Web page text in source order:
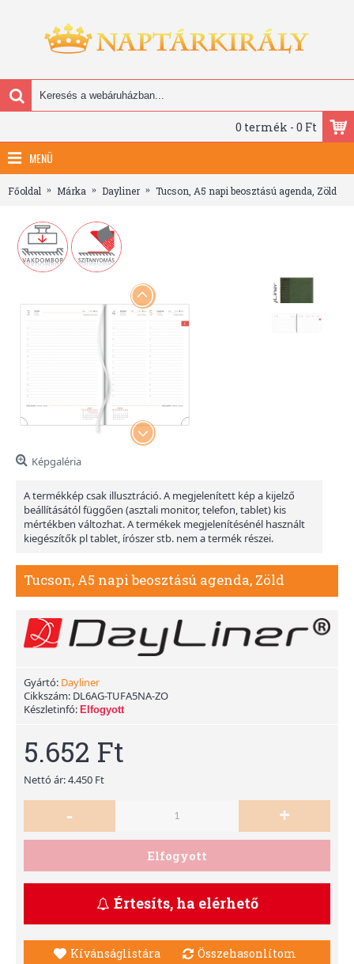
0 termék - 0 Ft
MENÜ
Főoldal Márka Dayliner Tucson, A5 napi beosztású agenda, Zöld
Képgaléria
A termékkép csak illusztráció. A megjelenített kép a kijelző
beállításától függően (asztali monitor, telefon, tablet) kis
mértékben változhat. A termékek megjelenítésénél használt
kiegészítők pl tablet, írószer stb. nem a termék részei.
Tucson, A5 napi beosztású agenda, Zöld
Gyártó: Dayliner
Cikkszám: DL6AG-TUFA5NA-ZO
Készletinfó: Elfogyott
5.652 Ft
Nettó ár: 4.450 Ft
- +
Elfogyott
Értesíts, ha elérhető
Kívánságlistára Összehasonlítom